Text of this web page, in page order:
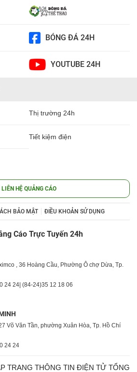
BÓNG ĐÁ 24H
YOUTUBE 24H
Thị trường 24h
Tiết kiệm điện
LIÊN HỆ QUẢNG CÁO
BẢO MẬT ĐIỀU KHOẢN SỬ DỤNG
Cáo Trực Tuyến 24h
, 36 Hoàng Cầu, Phường Ô chợ Dừa, Tp.
24 24| (84-24)35 12 18 06
Võ Văn Tần, phường Xuân Hòa, Tp. Hồ Chí
24 24
TRANG THÔNG TIN ĐIỆN TỬ TỔNG